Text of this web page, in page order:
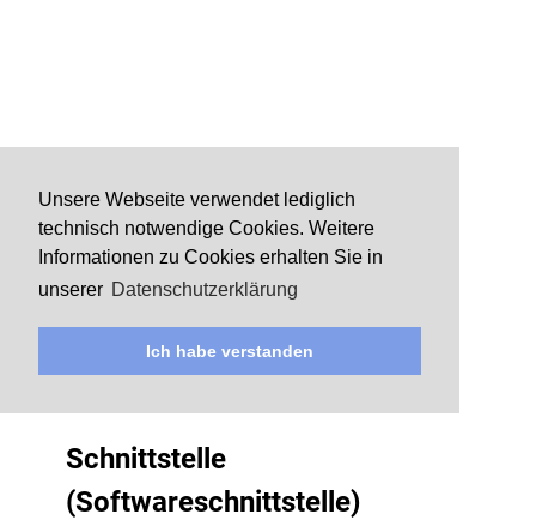
Unsere Webseite verwendet lediglich
technisch notwendige Cookies. Weitere
Informationen zu Cookies erhalten Sie in
unserer Datenschutzerklärung
Ich habe verstanden
Schnittstelle
(Softwareschnittstelle)